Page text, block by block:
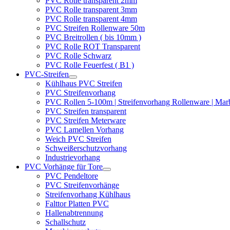
PVC Rolle transparent 3mm
PVC Rolle transparent 4mm
PVC Streifen Rollenware 50m
PVC Breitrollen ( bis 10mm )
PVC Rolle ROT Transparent
PVC Rolle Schwarz
PVC Rolle Feuerfest ( B1 )
PVC-Streifen
Kühlhaus PVC Streifen
PVC Streifenvorhang
PVC Rollen 5-100m | Streifenvorhang Rollenware |
PVC Streifen transparent
PVC Streifen Meterware
PVC Lamellen Vorhang
Weich PVC Streifen
Schweißerschutzvorhang
Industrievorhang
PVC Vorhänge für Tore
PVC Pendeltore
PVC Streifenvorhänge
Streifenvorhang Kühlhaus
Falttor Platten PVC
Hallenabtrennung
Schallschutz